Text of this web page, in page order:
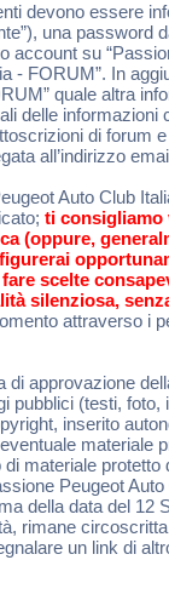
devono essere
una
account su
- FORUM”. In
quale altra
delle
di forum
all’indirizzo
Auto Club
ti consigliamo
(oppure,
scelte
silenziosa,
attraverso i
di approvazione
pubblici (testi,
inserito
materiale
materiale
Peugeot
della data del
rimane
un link di